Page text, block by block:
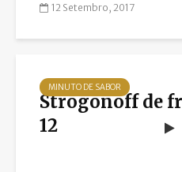
12 Setembro, 2017
MINUTO DE SABOR
Strogonoff de
12